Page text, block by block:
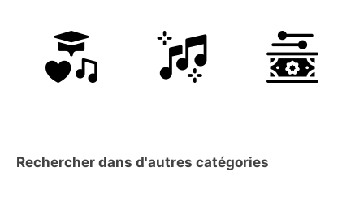
Rechercher dans d'autres catégories